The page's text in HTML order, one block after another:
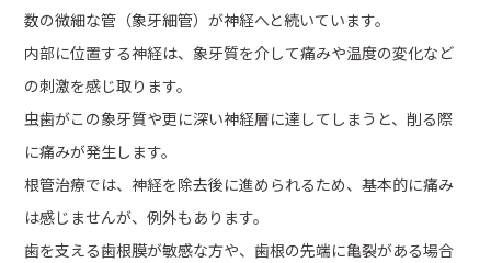
数の微細な管（象牙細管）が神経へと続いています。
内部に位置する神経は、象牙質を介して痛みや温度の変化など
の刺激を感じ取ります。
虫歯がこの象牙質や更に深い神経層に達してしまうと、削る際
に痛みが発生します。
根管治療では、神経を除去後に進められるため、基本的に痛み
は感じませんが、例外もあります。
歯を支える歯根膜が敏感な方や、歯根の先端に亀裂がある場合